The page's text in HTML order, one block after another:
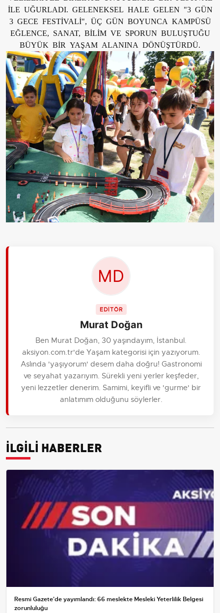
İLE UĞURLADI. GELENEKSEL HALE GELEN "3 GÜN
3 GECE FESTİVALİ", ÜÇ GÜN BOYUNCA KAMPÜSÜ
EĞLENCE, SANAT, BİLİM VE SPORUN BULUŞTUĞU
BÜYÜK BİR YAŞAM ALANINA DÖNÜŞTÜRDÜ.
EDİTÖR
Murat Doğan
Ben Murat Doğan, 30 yaşındayım, İstanbul.
aksiyon.com.tr'de Yaşam kategorisi için yazıyorum.
Aslında 'yaşıyorum' desem daha doğru! Gastronomi
ve seyahat yazarıyım. Sürekli yeni yerler keşfeder,
yeni lezzetler denerim. Samimi, keyifli ve 'gurme' bir
anlatımım olduğunu söylerler.
İLGİLİ HABERLER
Resmi Gazete'de yayımlandı: 66 meslekte Mesleki Yeterlilik Belgesi
zorunluluğu